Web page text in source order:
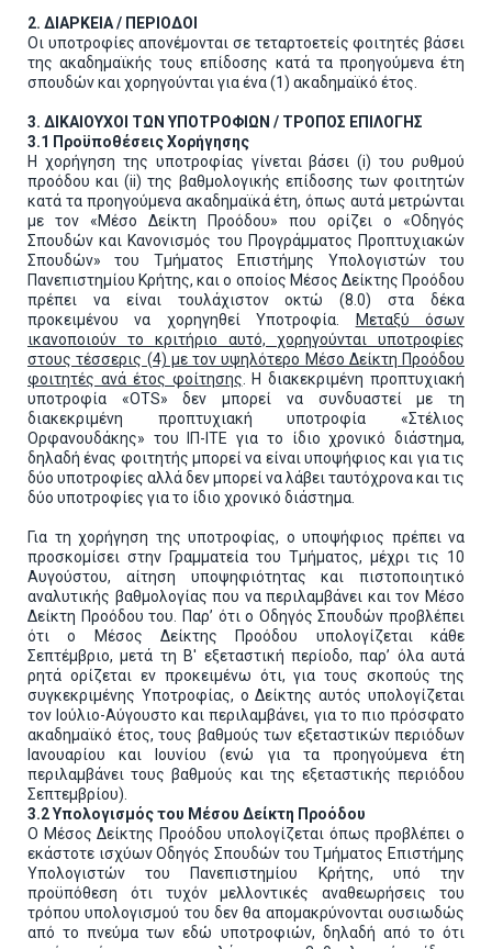
2. ΔΙΑΡΚΕΙΑ / ΠΕΡΙΟΔΟΙ
Οι υποτροφίες απονέμονται σε τεταρτοετείς φοιτητές βάσει
της ακαδημαϊκής τους επίδοσης κατά τα προηγούμενα έτη
σπουδών και χορηγούνται για ένα (1) ακαδημαϊκό έτος.
3. ΔΙΚΑΙΟΥΧΟΙ ΤΩΝ ΥΠΟΤΡΟΦΙΩΝ / ΤΡΟΠΟΣ ΕΠΙΛΟΓΗΣ
3.1 Προϋποθέσεις Χορήγησης
Η χορήγηση της υποτροφίας γίνεται βάσει (i) του ρυθμού
προόδου και (ii) της βαθμολογικής επίδοσης των φοιτητών
κατά τα προηγούμενα ακαδημαϊκά έτη, όπως αυτά μετρώνται
με τον «Μέσο Δείκτη Προόδου» που ορίζει ο «Οδηγός
Σπουδών και Κανονισμός του Προγράμματος Προπτυχιακών
Σπουδών» του Τμήματος Επιστήμης Υπολογιστών του
Πανεπιστημίου Κρήτης, και ο οποίος Μέσος Δείκτης Προόδου
πρέπει να είναι τουλάχιστον οκτώ (8.0) στα δέκα
προκειμένου να χορηγηθεί Υποτροφία.
Μεταξύ όσων
ικανοποιούν το κριτήριο αυτό, χορηγούνται υποτροφίες
στους τέσσερις (4) με τον υψηλότερο Μέσο Δείκτη Προόδου
φοιτητές ανά έτος φοίτησης . Η διακεκριμένη προπτυχιακή
υποτροφία «OTS» δεν μπορεί να συνδυαστεί με τη
διακεκριμένη προπτυχιακή υποτροφία «Στέλιος
Ορφανουδάκης» του ΙΠ-ΙΤΕ για το ίδιο χρονικό διάστημα,
δηλαδή ένας φοιτητής μπορεί να είναι υποψήφιος και για τις
δύο υποτροφίες αλλά δεν μπορεί να λάβει ταυτόχρονα και τις
δύο υποτροφίες για το ίδιο χρονικό διάστημα.
Για τη χορήγηση της υποτροφίας, ο υποψήφιος πρέπει να
προσκομίσει στην Γραμματεία του Τμήματος, μέχρι τις 10
Αυγούστου, αίτηση υποψηφιότητας και πιστοποιητικό
αναλυτικής βαθμολογίας που να περιλαμβάνει και τον Μέσο
Δείκτη Προόδου του. Παρ’ ότι ο Οδηγός Σπουδών προβλέπει
ότι ο Μέσος Δείκτης Προόδου υπολογίζεται κάθε
Σεπτέμβριο, μετά τη Β' εξεταστική περίοδο, παρ’ όλα αυτά
ρητά ορίζεται εν προκειμένω ότι, για τους σκοπούς της
συγκεκριμένης Υποτροφίας, ο Δείκτης αυτός υπολογίζεται
τον Ιούλιο-Αύγουστο και περιλαμβάνει, για το πιο πρόσφατο
ακαδημαϊκό έτος, τους βαθμούς των εξεταστικών περιόδων
Ιανουαρίου και Ιουνίου (ενώ για τα προηγούμενα έτη
περιλαμβάνει τους βαθμούς και της εξεταστικής περιόδου
Σεπτεμβρίου).
3.2 Υπολογισμός του Μέσου Δείκτη Προόδου
Ο Μέσος Δείκτης Προόδου υπολογίζεται όπως προβλέπει ο
εκάστοτε ισχύων Οδηγός Σπουδών του Τμήματος Επιστήμης
Υπολογιστών του Πανεπιστημίου Κρήτης, υπό την
προϋπόθεση ότι τυχόν μελλοντικές αναθεωρήσεις του
τρόπου υπολογισμού του δεν θα απομακρύνονται ουσιωδώς
από το πνεύμα των εδώ υποτροφιών, δηλαδή από το ότι